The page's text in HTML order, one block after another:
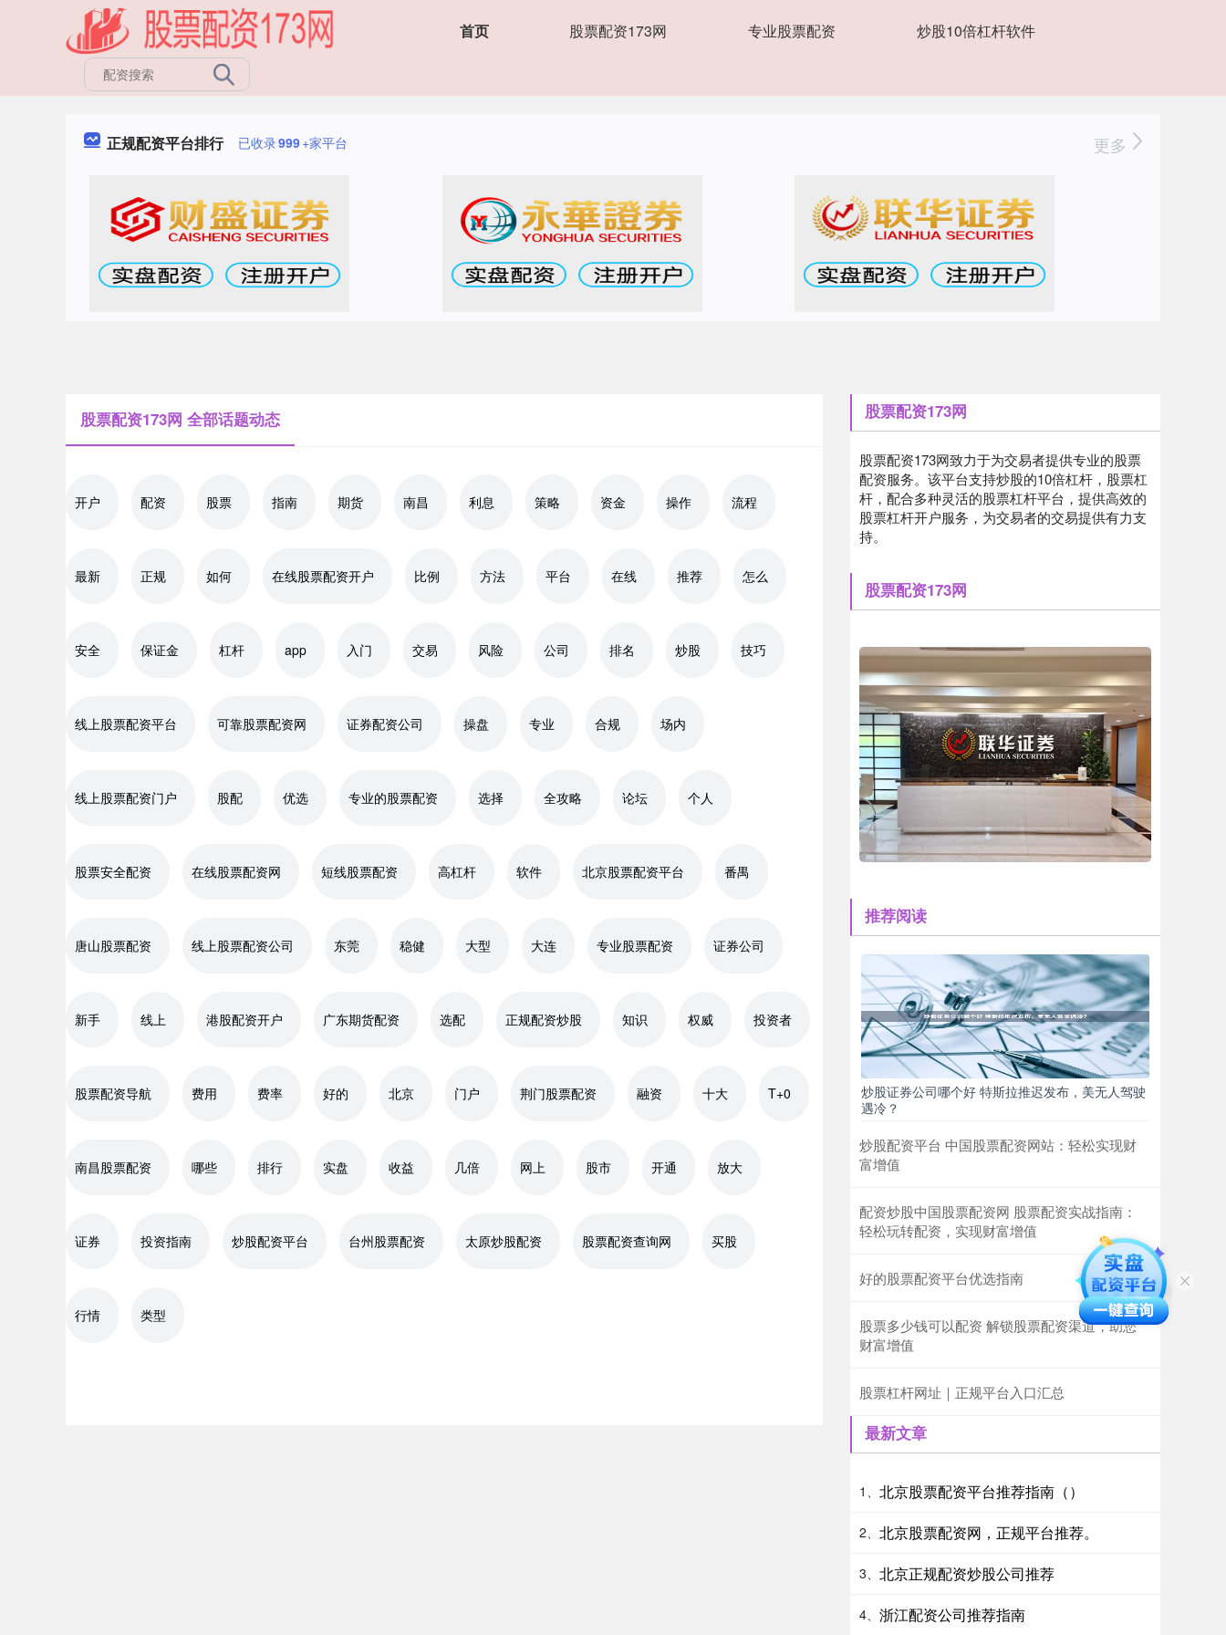
首页 股票配资173网 专业股票配资 炒股10倍杠杆软件
正规配资平台排行 已收录999+家平台 更多
股票配资173网 全部话题动态
开户 配资 股票 指南 期货 南昌 利息 策略 资金 操作 流程
最新 正规 如何 在线股票配资开户 比例 方法 平台 在线 推荐 怎么
安全 保证金 杠杆 app 入门 交易 风险 公司 排名 炒股 技巧
线上股票配资平台 可靠股票配资网 证券配资公司 操盘 专业 合规 场内
线上股票配资门户 股配 优选 专业的股票配资 选择 全攻略 论坛 个人
股票安全配资 在线股票配资网 短线股票配资 高杠杆 软件 北京股票配资平台 番禺
唐山股票配资 线上股票配资公司 东莞 稳健 大型 大连 专业股票配资 证券公司
新手 线上 港股配资开户 广东期货配资 选配 正规配资炒股 知识 权威 投资者
股票配资导航 费用 费率 好的 北京 门户 荆门股票配资 融资 十大 T+0
南昌股票配资 哪些 排行 实盘 收益 几倍 网上 股市 开通 放大
证券 投资指南 炒股配资平台 台州股票配资 太原炒股配资 股票配资查询网 买股
行情 类型
股票配资173网
股票配资173网致力于为交易者提供专业的股票
配资服务。该平台支持炒股的10倍杠杆，股票杠
杆，配合多种灵活的股票杠杆平台，提供高效的
股票杠杆开户服务，为交易者的交易提供有力支
持。
股票配资173网
推荐阅读
炒股证券公司哪个好 特斯拉推迟发布，美无人驾驶
遇冷？
炒股配资平台 中国股票配资网站：轻松实现财
富增值
配资炒股中国股票配资网 股票配资实战指南：
轻松玩转配资，实现财富增值
好的股票配资平台优选指南
股票多少钱可以配资 解锁股票配资渠道，助您
财富增值
股票杠杆网址｜正规平台入口汇总
最新文章
1、 北京股票配资平台推荐指南（）
2、 北京股票配资网，正规平台推荐。
3、 北京正规配资炒股公司推荐
4、 浙江配资公司推荐指南